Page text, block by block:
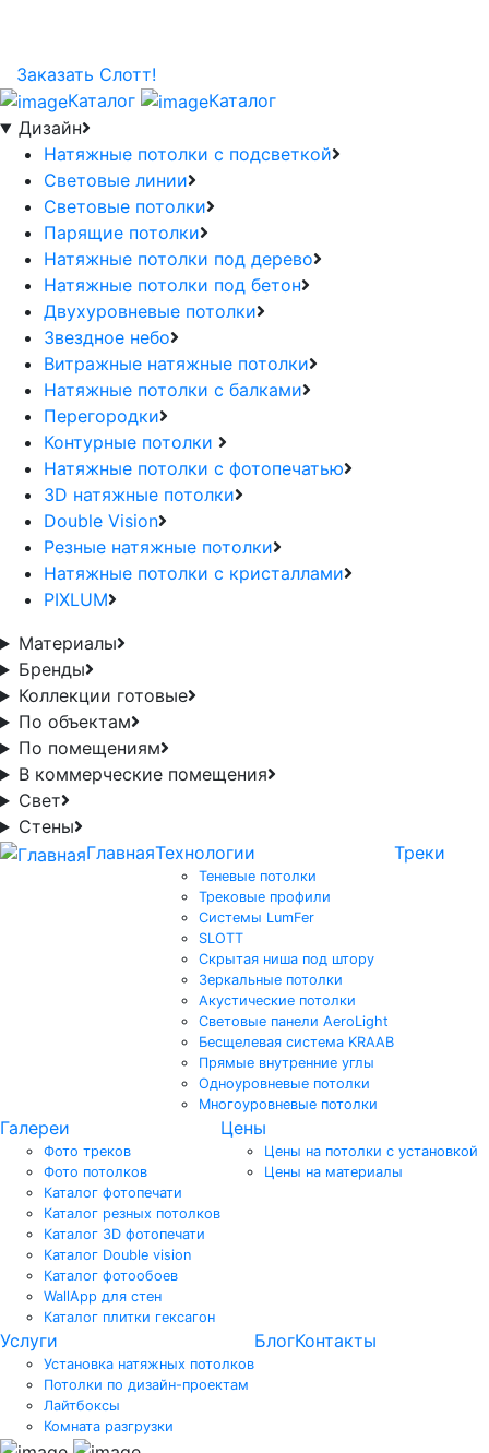
Заказать Слотт!
Каталог
Каталог
Дизайн
Натяжные потолки с подсветкой
Световые линии
Световые потолки
Парящие потолки
Натяжные потолки под дерево
Натяжные потолки под бетон
Двухуровневые потолки
Звездное небо
Витражные натяжные потолки
Натяжные потолки с балками
Перегородки
Контурные потолки
Натяжные потолки с фотопечатью
3D натяжные потолки
Double Vision
Резные натяжные потолки
Натяжные потолки с кристаллами
PIXLUM
Материалы
Бренды
Коллекции готовые
По объектам
По помещениям
В коммерческие помещения
Свет
Стены
ГлавнаяТехнологии
Теневые потолки
Трековые профили
Системы LumFer
SLOTT
Скрытая ниша под штору
Зеркальные потолки
Акустические потолки
Световые панели AeroLight
Бесщелевая система KRAAB
Прямые внутренние углы
Одноуровневые потолки
Многоуровневые потолки
Треки
Галереи
Фото треков
Фото потолков
Каталог фотопечати
Каталог резных потолков
Каталог 3D фотопечати
Каталог Double vision
Каталог фотообоев
WallApp для стен
Каталог плитки гексагон
Цены
Цены на потолки с установкой
Цены на материалы
Услуги
Установка натяжных потолков
Потолки по дизайн-проектам
Лайтбоксы
Комната разгрузки
БлогКонтакты